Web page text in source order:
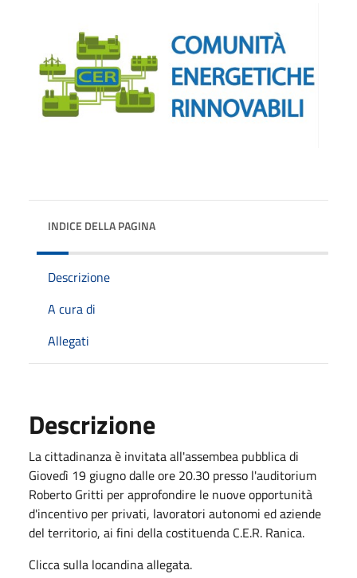
INDICE DELLA PAGINA
Descrizione
A cura di
Allegati
Descrizione
La cittadinanza è invitata all'assembea pubblica di
Giovedì 19 giugno dalle ore 20.30 presso l'auditorium
Roberto Gritti per approfondire le nuove opportunità
d'incentivo per privati, lavoratori autonomi ed aziende
del territorio, ai fini della costituenda C.E.R. Ranica.
Clicca sulla locandina allegata.